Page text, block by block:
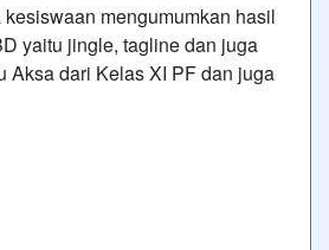
mengumumkan hasil
yaitu jingle, tagline dan juga
Aksa dari Kelas XI PF dan juga